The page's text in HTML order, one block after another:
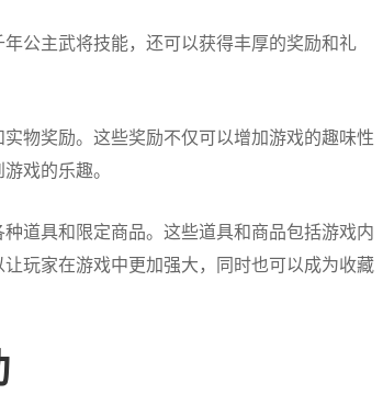
公主武将技能，还可以获得丰厚的奖励和礼
物奖励。这些奖励不仅可以增加游戏的趣味性
戏的乐趣。
道具和限定商品。这些道具和商品包括游戏内
玩家在游戏中更加强大，同时也可以成为收藏